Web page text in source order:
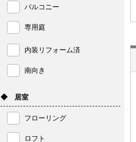
バルコニー
専用庭
内装リフォーム済
南向き
◆ 居室
フローリング
ロフト